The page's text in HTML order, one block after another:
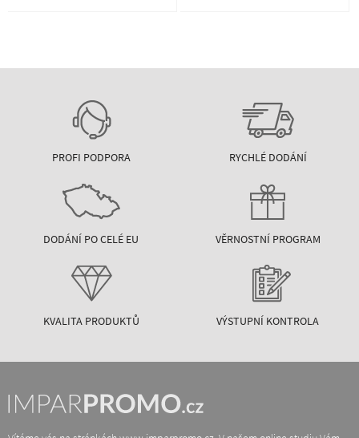
PROFI PODPORA RYCHLÉ DODÁNÍ
DODÁNÍ PO CELÉ EU VĚRNOSTNÍ PROGRAM
KVALITA PRODUKTŮ VÝSTUPNÍ KONTROLA